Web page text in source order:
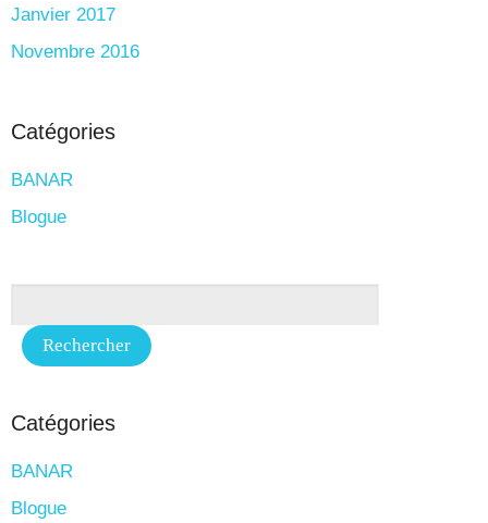
Janvier 2017
Novembre 2016
Catégories
BANAR
Blogue
Catégories
BANAR
Blogue